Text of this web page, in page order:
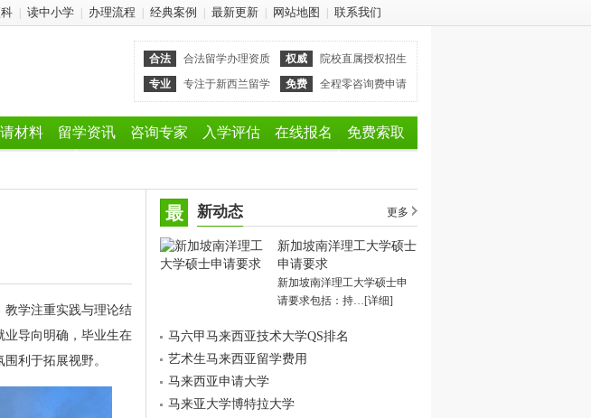
读中小学 办理流程 经典案例 最新更新 网站地图 联系我们
合法 合法留学办理资质 权威
院校直属授权招生
专业
专注于新西兰留学 免费 全程零咨询费申请
材料 留学资讯 咨询专家 入学评估 在线报名 免费索取
教学注重实践与理论结
业导向明确，毕业生在
利于拓展视野。
最 新动态 更多
新加坡南洋理工大学硕士
申请要求
新加坡南洋理工大学硕士申
请要求包括：持…[详细]
马六甲马来西亚技术大学QS排名
艺术生马来西亚留学费用
马来西亚申请大学
马来亚大学博特拉大学